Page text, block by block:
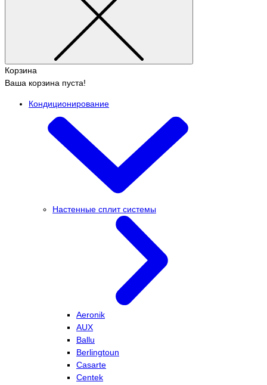
Корзина
Ваша корзина пуста!
Кондиционирование
Настенные сплит системы
Aeronik
AUX
Ballu
Berlingtoun
Casarte
Centek